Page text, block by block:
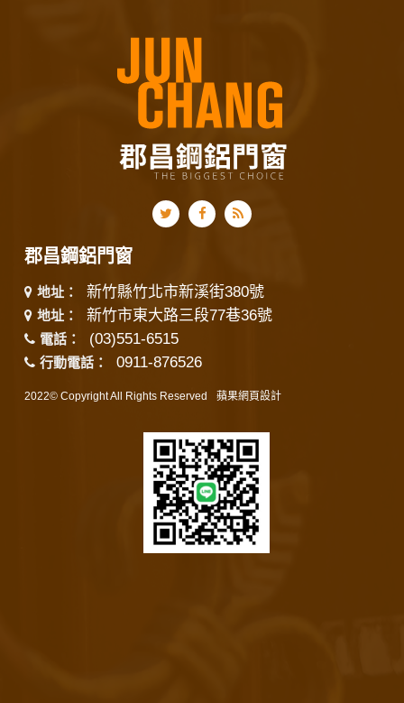
郡昌鋼鋁門窗
地址： 新竹縣竹北市新溪街380號
地址： 新竹市東大路三段77巷36號
電話： (03)551-6515
行動電話： 0911-876526
2022© Copyright All Rights Reserved 蘋果網頁設計